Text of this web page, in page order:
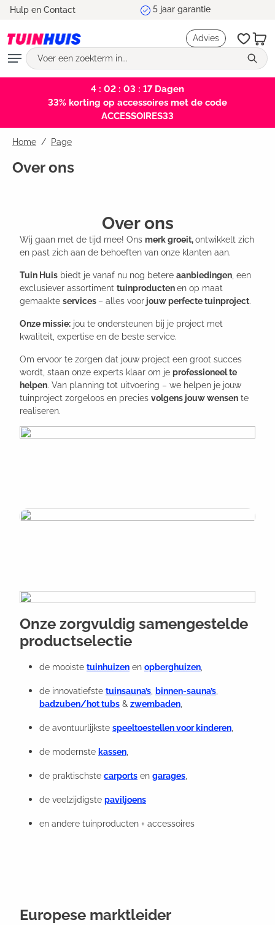
Hulp en Contact Marktleider en testwinnaar
Advies
4 : 02 : 03 : 16Dagen
33% korting op accessoires met de code
ACCESSOIRES33
Home Page
Over ons
Over ons
Wij gaan met de tijd mee! Ons merk groeit,ontwikkelt zich
en past zich aan de behoeften van onze klanten aan.
Tuin Huis biedt je vanaf nu nog betere aanbiedingen, een
exclusiever assortiment tuinproductenen op maat
gemaakte services – alles voor jouw perfecte tuinproject.
Onze missie: jou te ondersteunen bij je project met
kwaliteit, expertise en de beste service.
Om ervoor te zorgen dat jouw project een groot succes
wordt, staan onze experts klaar om je professioneel te
helpen. Van planning tot uitvoering – we helpen je jouw
tuinproject zorgeloos en precies volgens jouw wensen te
realiseren.
Onze zorgvuldig samengestelde
productselectie
de mooiste tuinhuizen en opberghuizen,
de innovatiefste tuinsauna’s, binnen-sauna’s,
badzuben/hot tubs & zwembaden,
de avontuurlijkste speeltoestellen voor kinderen,
de modernste kassen,
de praktischste carports en garages,
de veelzijdigste paviljoens
en andere tuinproducten + accessoires
Europese marktleider